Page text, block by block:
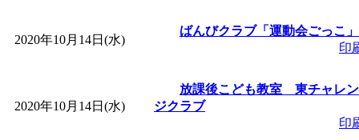
2020年10月14日(水)
ばんびクラブ「運動会ごっこ」
印
2020年10月14日(水)
放課後こども教室 東チャレン
ジクラブ
印